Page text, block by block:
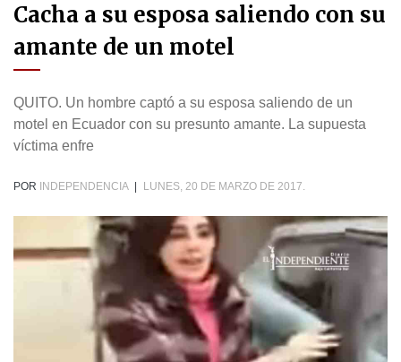
Cacha a su esposa saliendo con su
amante de un motel
QUITO. Un hombre captó a su esposa saliendo de un
motel en Ecuador con su presunto amante. La supuesta
víctima enfre
POR INDEPENDENCIA LUNES, 20 DE MARZO DE 2017.